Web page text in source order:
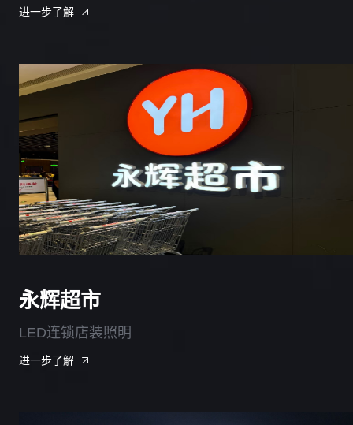
进一步了解
永辉超市
LED连锁店装照明
进一步了解